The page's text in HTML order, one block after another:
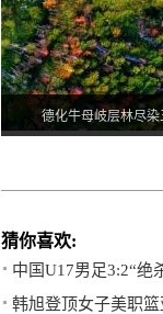
德化牛母岐层林尽染
猜你喜欢:
中国U17男足3:2“绝
韩旭登顶女子美职